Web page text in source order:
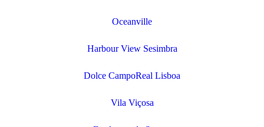
Oceanville
Harbour View Sesimbra
Dolce CampoReal Lisboa
Vila Viçosa